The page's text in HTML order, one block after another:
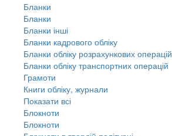
Бланки
Бланки
Бланки інші
Бланки кадрового обліку
Бланки обліку розрахункових операцій
Бланки обліку транспортних операцій
Грамоти
Книги обліку, журнали
Показати всі
Блокноти
Блокноти